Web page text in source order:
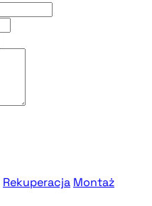
Rekuperacja Montaż